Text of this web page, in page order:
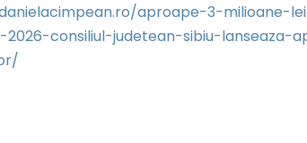
aproape-3-milioane-
consiliul-judetean-sibiu-lanseaza-